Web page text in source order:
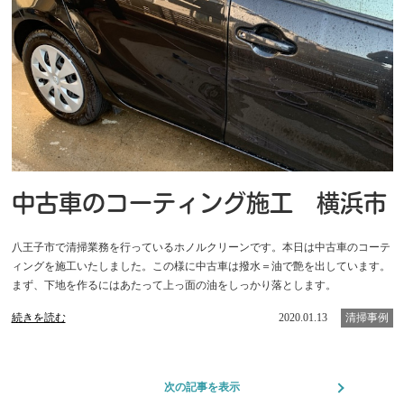
中古車のコーティング施工 横浜市
八王子市で清掃業務を行っているホノルクリーンです。本日は中古車のコーテ
ィングを施工いたしました。この様に中古車は撥水＝油で艶を出しています。
まず、下地を作るにはあたって上っ面の油をしっかり落とします。
続きを読む 2020.01.13 清掃事例
次の記事を表示